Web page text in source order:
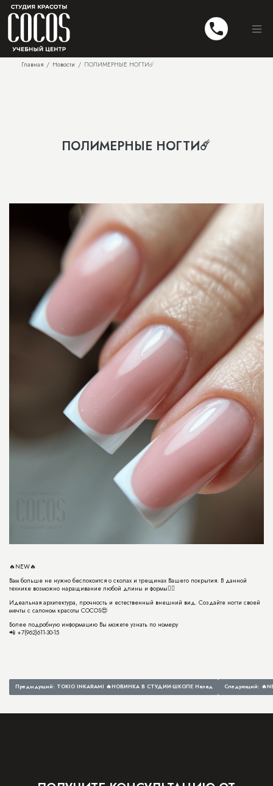
Главная Новости ПОЛИМЕРНЫЕ НОГТИ☄️
ПОЛИМЕРНЫЕ НОГТИ☄️
🔥NEW🔥
Вам больше не нужно беспокоится о сколах и трещинах Вашего покрытия. В данной
технике возможно наращивание любой длины и формы👌🏻
Идеальная архитектура, прочность и естественный внешний вид. Создайте ногти своей
мечты с салоном красоты COCOS😍
Более подробную информацию Вы можете узнать по номеру
📲 +7(962)611-30-15
Предыдущий: TOKIO INKARAMI 🔥НОВИНКА В СТУДИИ-ШКОЛЕ Назад Следующий: